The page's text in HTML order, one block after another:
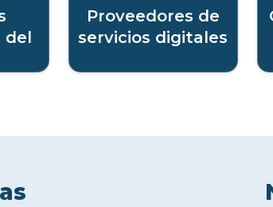
Proveedores de
servicios digitales